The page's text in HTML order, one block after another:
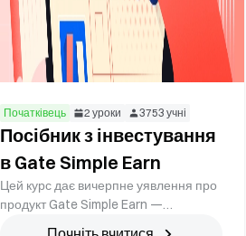
Початківець 2 уроки 3753 учні
Посібник з інвестування
в Gate Simple Earn
Цей курс дає вичерпне уявлення про
продукт Gate Simple Earn —